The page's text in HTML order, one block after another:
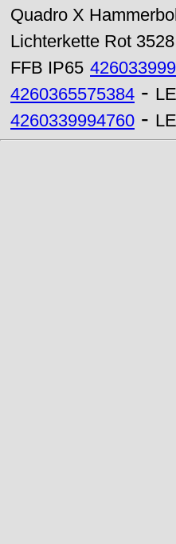
Quadro X
Lichterkette Rot 3528
FFB IP65
4260365575384 -
4260339994760 -